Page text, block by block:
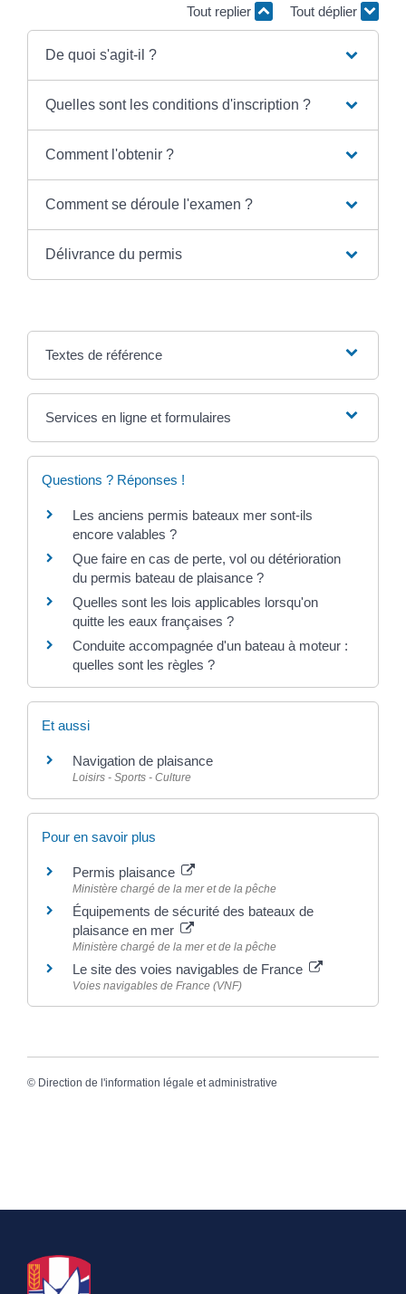
Tout replier Tout déplier
De quoi s'agit-il ?
Quelles sont les conditions d'inscription ?
Comment l'obtenir ?
Comment se déroule l'examen ?
Délivrance du permis
Textes de référence
Services en ligne et formulaires
Questions ? Réponses !
Les anciens permis bateaux mer sont-ils
encore valables ?
Que faire en cas de perte, vol ou détérioration
du permis bateau de plaisance ?
Quelles sont les lois applicables lorsqu'on
quitte les eaux françaises ?
Conduite accompagnée d'un bateau à moteur :
quelles sont les règles ?
Et aussi
Navigation de plaisance
Loisirs - Sports - Culture
Pour en savoir plus
Permis plaisance
Ministère chargé de la mer et de la pêche
Équipements de sécurité des bateaux de
plaisance en mer
Ministère chargé de la mer et de la pêche
Le site des voies navigables de France
Voies navigables de France (VNF)
© Direction de l'information légale et administrative